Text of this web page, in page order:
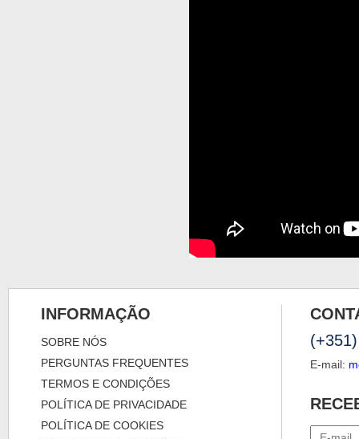
INFORMAÇÃO
SOBRE NÓS
PERGUNTAS FREQUENTES
TERMOS E CONDIÇÕES
POLÍTICA DE PRIVACIDADE
POLÍTICA DE COOKIES
E-mail: